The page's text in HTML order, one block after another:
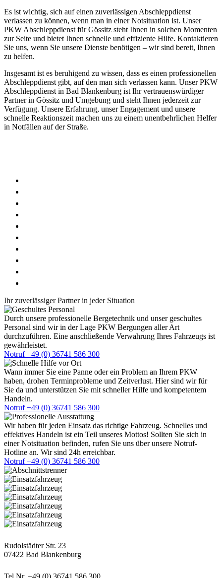
Es ist wichtig, sich auf einen zuverlässigen Abschleppdienst
verlassen zu können, wenn man in einer Notsituation ist. Unser
PKW Abschleppdienst für Gössitz steht Ihnen in solchen Momenten
zur Seite und bietet Ihnen schnelle und effiziente Hilfe. Kontaktieren
Sie uns, wenn Sie unsere Dienste benötigen – wir sind bereit, Ihnen
zu helfen.
Insgesamt ist es beruhigend zu wissen, dass es einen professionellen
Abschleppdienst gibt, auf den man sich verlassen kann. Unser PKW
Abschleppdienst in Bad Blankenburg ist Ihr vertrauenswürdiger
Partner in Gössitz und Umgebung und steht Ihnen jederzeit zur
Verfügung. Unsere Erfahrung, unser Engagement und unsere
schnelle Reaktionszeit machen uns zu einem unentbehrlichen Helfer
in Notfällen auf der Straße.
Ihr zuverlässiger Partner in jeder Situation
Durch unsere professionelle Bergetechnik und unser geschultes
Personal sind wir in der Lage PKW Bergungen aller Art
durchzuführen. Eine anschließende Verwahrung Ihres Fahrzeugs ist
gewährleistet.
Notruf +49 (0) 36741 586 300
Wann immer Sie eine Panne oder ein Problem an Ihrem PKW
haben, drohen Terminprobleme und Zeitverlust. Hier sind wir für
Sie da und unterstützen Sie mit schneller Hilfe und kompetentem
Handeln.
Notruf +49 (0) 36741 586 300
Wir haben für jeden Einsatz das richtige Fahrzeug. Schnelles und
effektives Handeln ist ein Teil unseres Mottos! Sollten Sie sich in
einer Notsituation befinden, rufen Sie uns über unsere Notruf-
Hotline an. Wir sind 24h erreichbar.
Notruf +49 (0) 36741 586 300
Rudolstädter Str. 23
07422 Bad Blankenburg
Tel.Nr. +49 (0) 36741 586 300